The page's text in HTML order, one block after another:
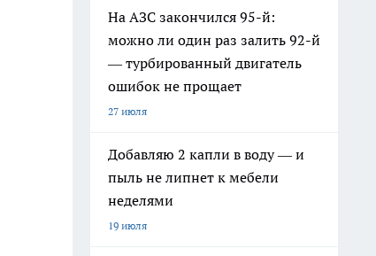
На АЗС закончился 95-й:
можно ли один раз залить 92-й
— турбированный двигатель
ошибок не прощает
27 июля
Добавляю 2 капли в воду — и
пыль не липнет к мебели
неделями
19 июля